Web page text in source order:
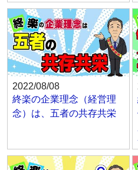
2022/08/08
終楽の企業理念（経営理
念）は、五者の共存共栄